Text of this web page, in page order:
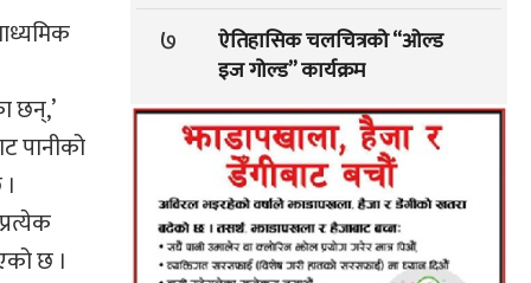
छन्,’
पानीको
छ ।
७
ऐतिहासिक चलचित्रको “ओल्ड
इज गोल्ड” कार्यक्रम